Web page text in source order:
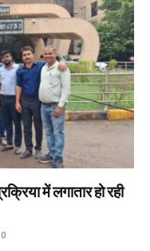
में लगातार हो रही
0